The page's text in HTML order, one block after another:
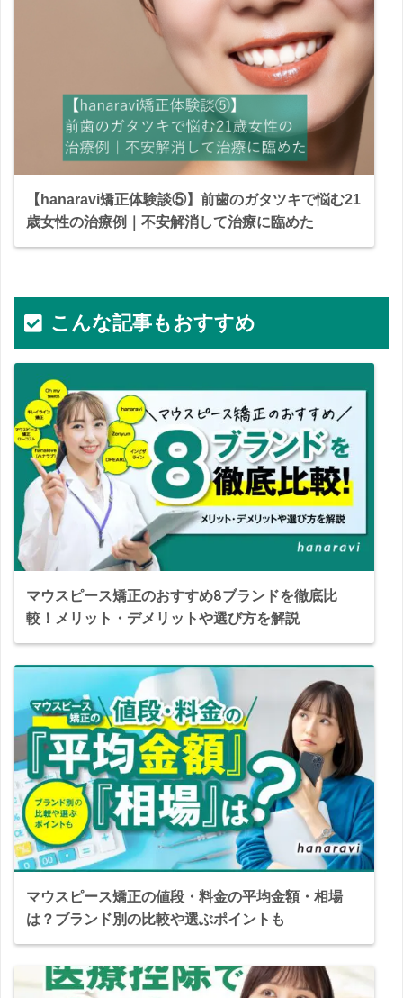
【hanaravi矯正体験談⑤】前歯のガタツキで悩む21
歳女性の治療例｜不安解消して治療に臨めた
こんな記事もおすすめ
マウスピース矯正のおすすめ8ブランドを徹底比
較！メリット・デメリットや選び方を解説
マウスピース矯正の値段・料金の平均金額・相場
は？ブランド別の比較や選ぶポイントも